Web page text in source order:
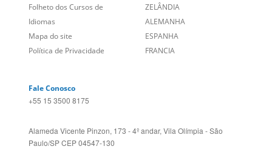
Site Corporativo
Sugestões
Folheto dos Cursos de
Idiomas
REINO UNIDO E IRLANDA
AUSTRÁLIA E NOVA
ZELÂNDIA
ALEMANHA
+55 15 3500 8175